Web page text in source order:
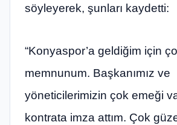
söyleyerek, şunları kaydetti:
“Konyaspor’a geldiğim için
memnunum. Başkanımız ve
yöneticilerimizin çok emeği
kontrata imza attım. Çok